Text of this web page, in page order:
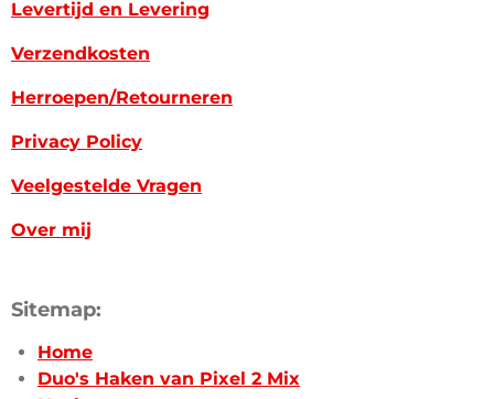
Levertijd en Levering
Verzendkosten
Herroepen/Retourneren
Privacy Policy
Veelgestelde Vragen
Over mij
Sitemap:
Home
Duo's Haken van Pixel 2 Mix